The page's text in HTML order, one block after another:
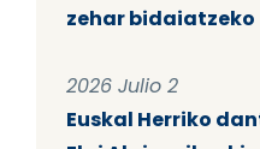
zehar bidaiatzeko
2026 Julio 2
Euskal Herriko